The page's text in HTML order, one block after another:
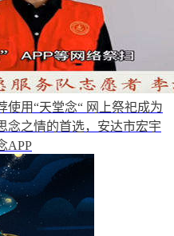
使用“天堂念“ 网上祭祀成为
念之情的首选，安达市宏宇
APP